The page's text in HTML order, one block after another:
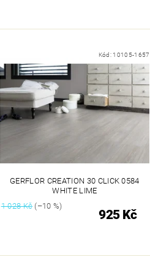
Kód: 10105-1657
GERFLOR CREATION 30 CLICK 0584
WHITE LIME
1 028 Kč(–10 %)
925 Kč